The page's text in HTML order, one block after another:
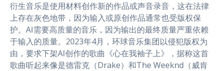
衍生音乐是使用材料创作新的作品或声音录音，这在法律
上存在灰色地带，因为输入或原创作品通常也受版权保
护。AI需要高质量的音乐，因为输出的最终质量严重依赖
于输入的质量。2023年4月，环球音乐集团以侵犯版权为
由，要求下架AI创作的歌曲《心在我袖子上》，据称这首
歌曲听起来像是德雷克（Drake）和The Weeknd（威肯